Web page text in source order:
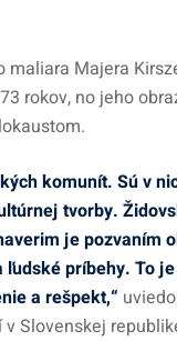
Majera
rokov, no jeho
komunít. Sú v
tvorby.
je pozvaním
príbehy. To
a rešpekt,“
Slovenskej